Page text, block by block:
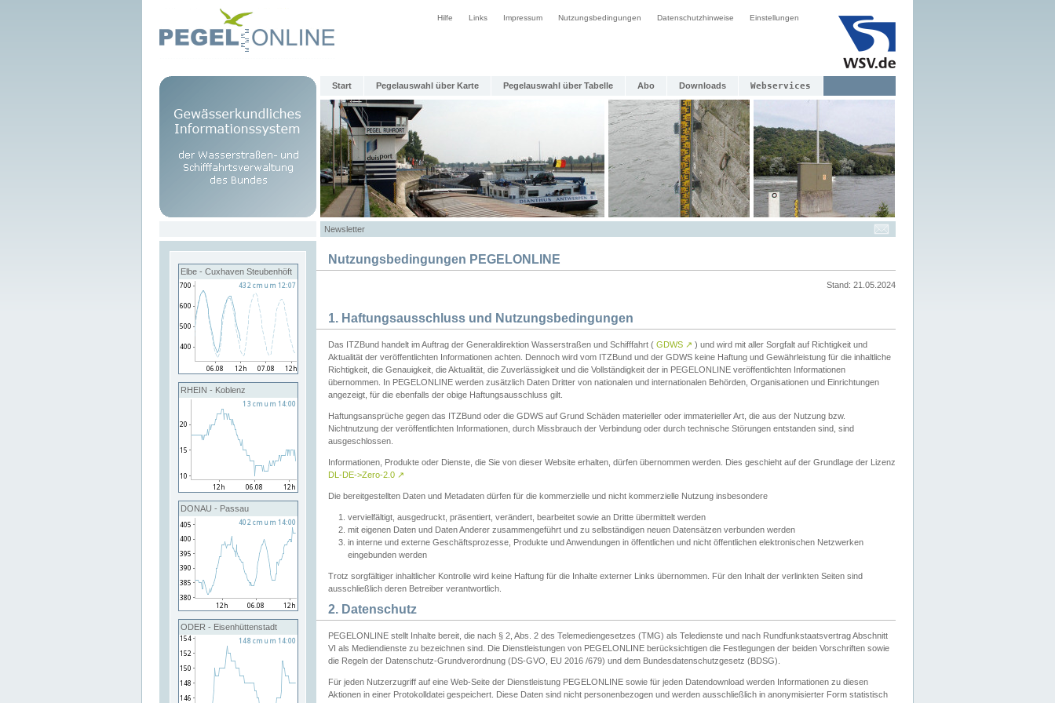
Hilfe Links Impressum Nutzungsbedingungen Datenschutzhinweise Einstellungen
Start Pegelauswahl über Karte Pegelauswahl über Tabelle Abo Downloads Webservices
Newsletter
Elbe - Cuxhaven Steubenhöft
RHEIN - Koblenz
DONAU - Passau
ODER - Eisenhüttenstadt
Nutzungsbedingungen PEGELONLINE
Stand: 21.05.2024
1. Haftungsausschluss und Nutzungsbedingungen
Das ITZBund handelt im Auftrag der Generaldirektion Wasserstraßen und Schifffahrt ( GDWS ↗ ) und wird mit aller Sorgfalt auf Richtigkeit und
Aktualität der veröffentlichten Informationen achten. Dennoch wird vom ITZBund und der GDWS keine Haftung und Gewährleistung für die inhaltliche
Richtigkeit, die Genauigkeit, die Aktualität, die Zuverlässigkeit und die Vollständigkeit der in PEGELONLINE veröffentlichten Informationen
übernommen. In PEGELONLINE werden zusätzlich Daten Dritter von nationalen und internationalen Behörden, Organisationen und Einrichtungen
angezeigt, für die ebenfalls der obige Haftungsausschluss gilt.
Haftungsansprüche gegen das ITZBund oder die GDWS auf Grund Schäden materieller oder immaterieller Art, die aus der Nutzung bzw.
Nichtnutzung der veröffentlichten Informationen, durch Missbrauch der Verbindung oder durch technische Störungen entstanden sind, sind
ausgeschlossen.
Informationen, Produkte oder Dienste, die Sie von dieser Website erhalten, dürfen übernommen werden. Dies geschieht auf der Grundlage der Lizenz
DL-DE->Zero-2.0 ↗
Die bereitgestellten Daten und Metadaten dürfen für die kommerzielle und nicht kommerzielle Nutzung insbesondere
vervielfältigt, ausgedruckt, präsentiert, verändert, bearbeitet sowie an Dritte übermittelt werden
mit eigenen Daten und Daten Anderer zusammengeführt und zu selbständigen neuen Datensätzen verbunden werden
in interne und externe Geschäftsprozesse, Produkte und Anwendungen in öffentlichen und nicht öffentlichen elektronischen Netzwerken
eingebunden werden
Trotz sorgfältiger inhaltlicher Kontrolle wird keine Haftung für die Inhalte externer Links übernommen. Für den Inhalt der verlinkten Seiten sind
ausschließlich deren Betreiber verantwortlich.
2. Datenschutz
PEGELONLINE stellt Inhalte bereit, die nach § 2, Abs. 2 des Telemediengesetzes (TMG) als Teledienste und nach Rundfunkstaatsvertrag Abschnitt
VI als Mediendienste zu bezeichnen sind. Die Dienstleistungen von PEGELONLINE berücksichtigen die Festlegungen der beiden Vorschriften sowie
die Regeln der Datenschutz-Grundverordnung (DS-GVO, EU 2016 /679) und dem Bundesdatenschutzgesetz (BDSG).
Für jeden Nutzerzugriff auf eine Web-Seite der Dienstleistung PEGELONLINE sowie für jeden Datendownload werden Informationen zu diesen
Aktionen in einer Protokolldatei gespeichert. Diese Daten sind nicht personenbezogen und werden ausschließlich in anonymisierter Form statistisch